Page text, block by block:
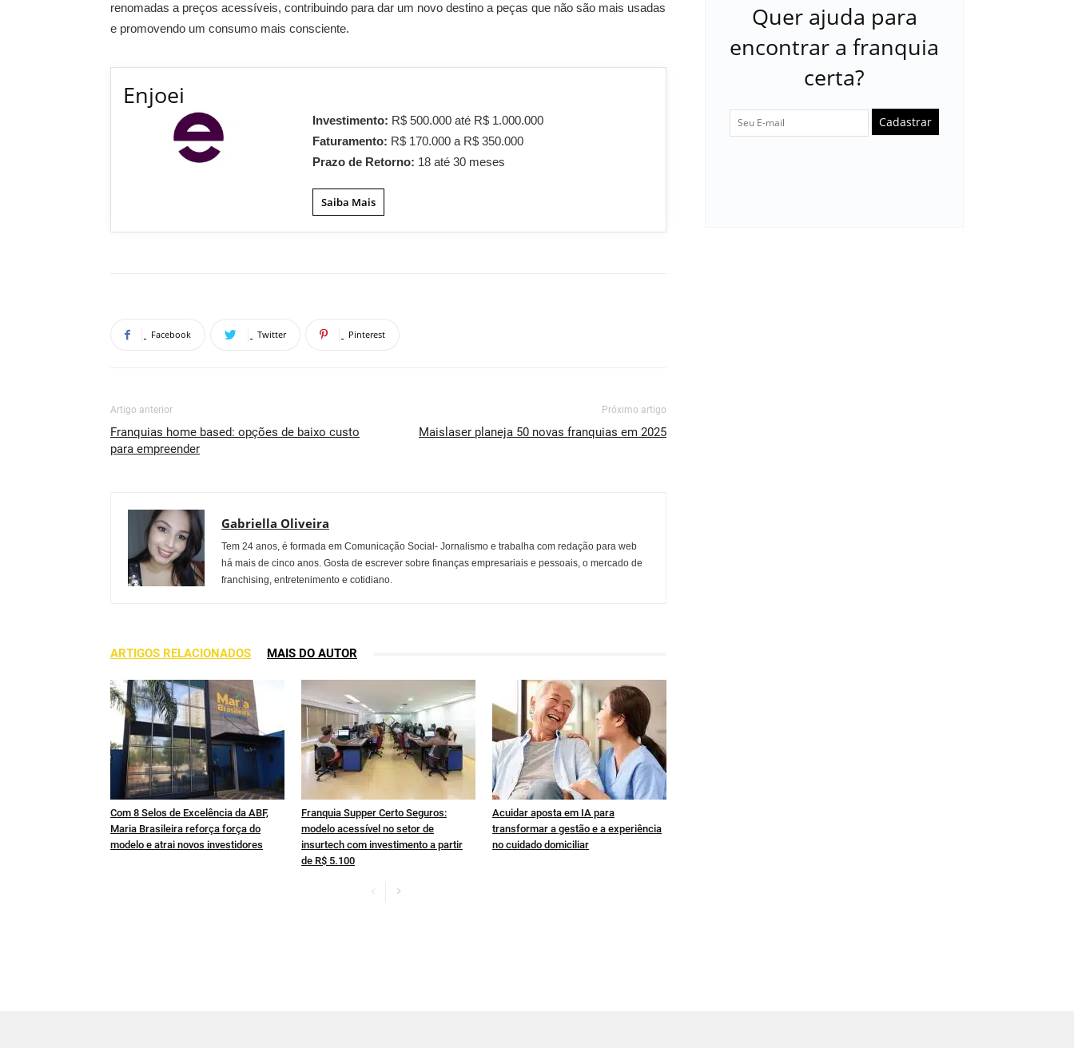
renomadas a preços acessíveis, contribuindo para dar um novo destino a peças que não são mais usadas
e promovendo um consumo mais consciente.
Enjoei
Investimento: R$ 500.000 até R$ 1.000.000
Faturamento: R$ 170.000 a R$ 350.000
Prazo de Retorno: 18 até 30 meses
Saiba Mais
Facebook Twitter Pinterest
Artigo anterior
Franquias home based: opções de baixo custo
para empreender
Próximo artigo
Maislaser planeja 50 novas franquias em 2025
Gabriella Oliveira
Tem 24 anos, é formada em Comunicação Social- Jornalismo e trabalha com redação para web
há mais de cinco anos. Gosta de escrever sobre finanças empresariais e pessoais, o mercado de
franchising, entretenimento e cotidiano.
ARTIGOS RELACIONADOS MAIS DO AUTOR
Com 8 Selos de Excelência da ABF,
Maria Brasileira reforça força do
modelo e atrai novos investidores
Franquia Supper Certo Seguros:
modelo acessível no setor de
insurtech com investimento a partir
de R$ 5.100
Acuidar aposta em IA para
transformar a gestão e a experiência
no cuidado domiciliar
Quer ajuda para
encontrar a franquia
certa?
Cadastrar